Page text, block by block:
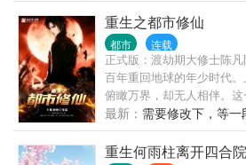
袋，看着那个绝美的身影，
给漫画改编了……”
重生之都市修仙
都市 连载
正式版：渡劫期大修士陈
百年重回地球的年少时代
俯瞰万界，却无人相伴。
卿。通俗版：修行五百年
市，弥补遗憾，扮猪吃老
415550977，欢迎各位书友。
最新： 需要修改下，等一
重生何雨柱离开四合院